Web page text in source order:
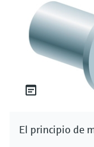
El principio de